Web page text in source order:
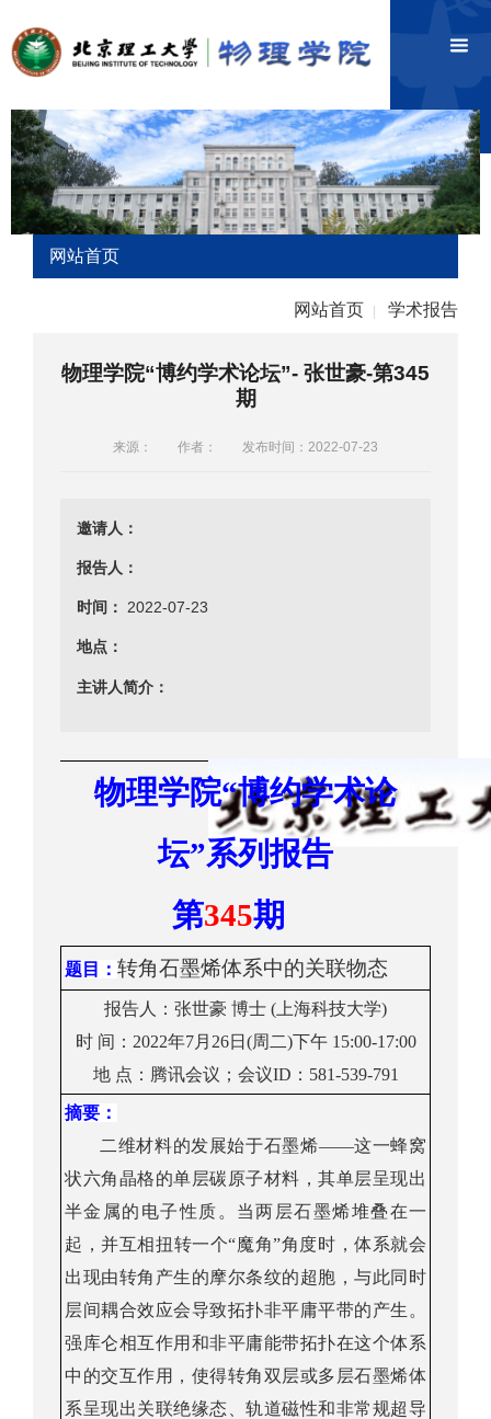
网站首页
网站首页 学术报告
物理学院“博约学术论坛”- 张世豪-第345
期
来源： 作者： 发布时间：2022-07-23
邀请人：
报告人：
时间： 2022-07-23
地点：
主讲人简介：
物理学院“博约学术论
坛”系列报告
第345期
题目 ： 转角石墨烯体系中的关联物态
报告人： 张世豪 博士 ( 上海科技大学)
时 间： 2022年7月 26日(周 二)下午 1 5:00-17:00
地 点： 腾讯会议； 会议ID： 581-539-791
摘要：
二维材料的发展始于石墨烯——这一蜂窝
状六角晶格的单层碳原子材料，其单层呈现出
半金属的电子性质。当两层石墨烯堆叠在一
起，并互相扭转一个“魔角”角度时，体系就会
出现由转角产生的摩尔条纹的超胞，与此同时
层间耦合效应会导致拓扑非平庸平带的产生。
强库仑相互作用和非平庸能带拓扑在这个体系
中的交互作用，使得转角双层或多层石墨烯体
系呈现出关联绝缘态、轨道磁性和非常规超导